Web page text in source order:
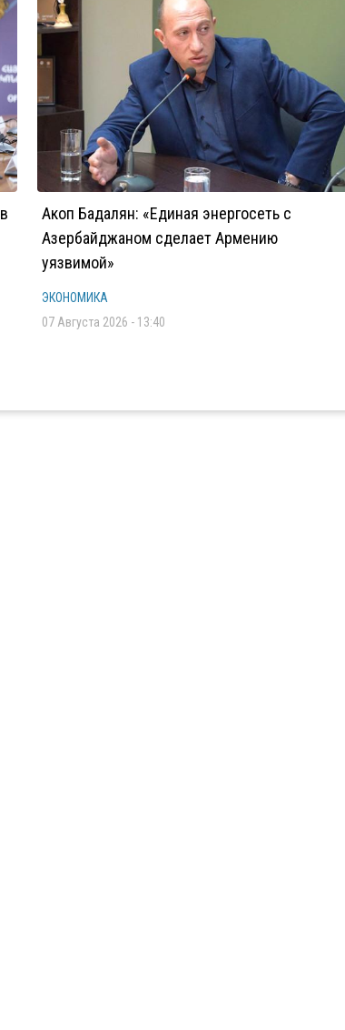
Акоп Бадалян: «Единая энергосеть с
Азербайджаном сделает Армению
уязвимой»
ЭКОНОМИКА
07 Августа 2026 - 13:40